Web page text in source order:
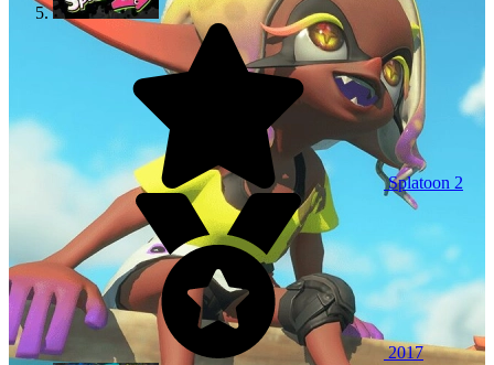
Splatoon 2
2017